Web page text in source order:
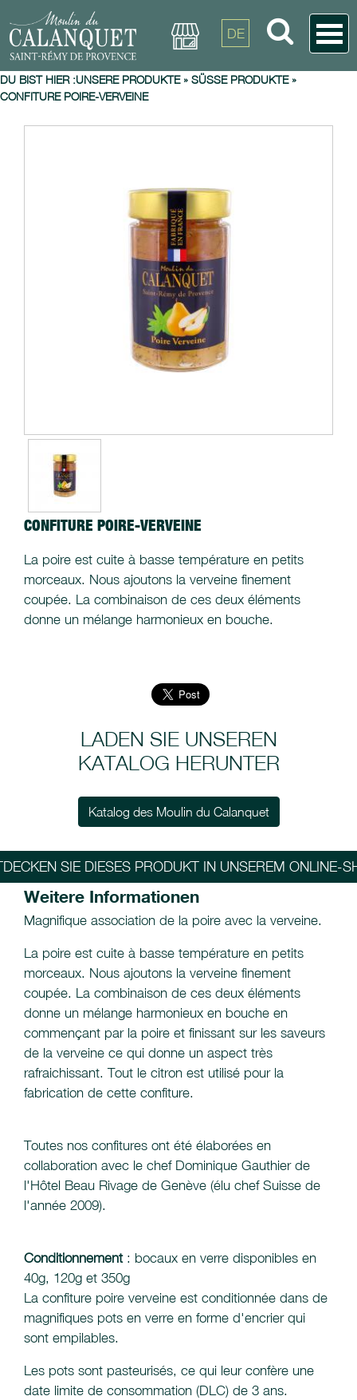
DE
DU BIST HIER :UNSERE PRODUKTE» SÜSSE PRODUKTE »
CONFITURE POIRE-VERVEINE
CONFITURE POIRE-VERVEINE
La poire est cuite à basse température en petits
morceaux. Nous ajoutons la verveine finement
coupée. La combinaison de ces deux éléments
donne un mélange harmonieux en bouche.
LADEN SIE UNSEREN
KATALOG HERUNTER
Katalog des Moulin du Calanquet
SIE DIESES PRODUKT IN UNSEREM ONLINE-
Weitere Informationen
Magnifique association de la poire avec la verveine.
La poire est cuite à basse température en petits
morceaux. Nous ajoutons la verveine finement
coupée. La combinaison de ces deux éléments
donne un mélange harmonieux en bouche en
commençant par la poire et finissant sur les saveurs
de la verveine ce qui donne un aspect très
rafraichissant. Tout le citron est utilisé pour la
fabrication de cette confiture.
Toutes nos confitures ont été élaborées en
collaboration avec le chef Dominique Gauthier de
l'Hôtel Beau Rivage de Genève (élu chef Suisse de
l'année 2009).
Conditionnement: bocaux en verre disponibles en
40g, 120g et 350g
La confiture poire verveine est conditionnée dans de
magnifiques pots en verre en forme d'encrier qui
sont empilables.
Les pots sont pasteurisés, ce qui leur confère une
date limite de consommation (DLC) de 3 ans.